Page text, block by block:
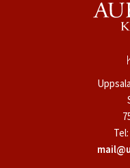
Tel: